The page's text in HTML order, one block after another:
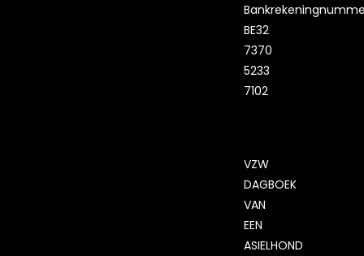
BE32
7370
5233
7102
VZW
DAGBOEK
VAN
EEN
ASIELHOND